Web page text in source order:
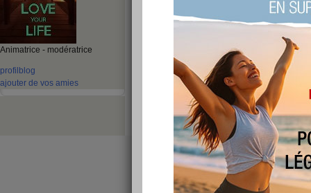
Animatrice - modératrice
profil blog
ajouter de vos amies
L'altruisme